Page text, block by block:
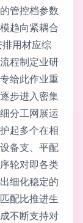
管控档参数
趋向紧耦合
用材应综
程制定业研
给此作业重
步进入密集
分工网展运
起多个在相
备支、平配
轮对即各类
细化稳定的
配比推进生
不断支持对